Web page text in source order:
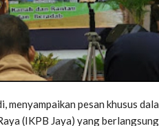
pesan khusus
(IKPB Jaya) yang